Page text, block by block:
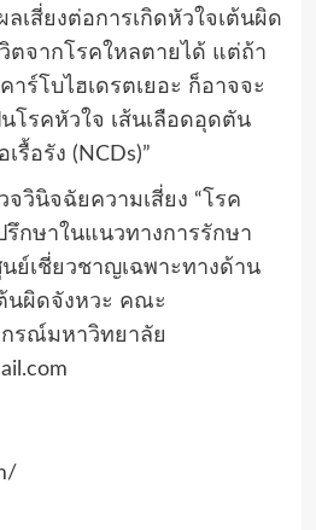
เสี่ยงต่อการเกิดหัวใจเต้นผิด
ตจากโรคใหลตายได้ แต่ถ้า
ร์โบไฮเดรตเยอะ ก็อาจจะ
โรคหัวใจ เส้นเลือดอุดตัน
รื้อรัง (NCDs)”
จวินิจฉัยความเสี่ยง “โรค
รึกษาในแนวทางการรักษา
ย์เชี่ยวชาญเฉพาะทางด้าน
นผิดจังหวะ คณะ
รณ์มหาวิทยาลัย